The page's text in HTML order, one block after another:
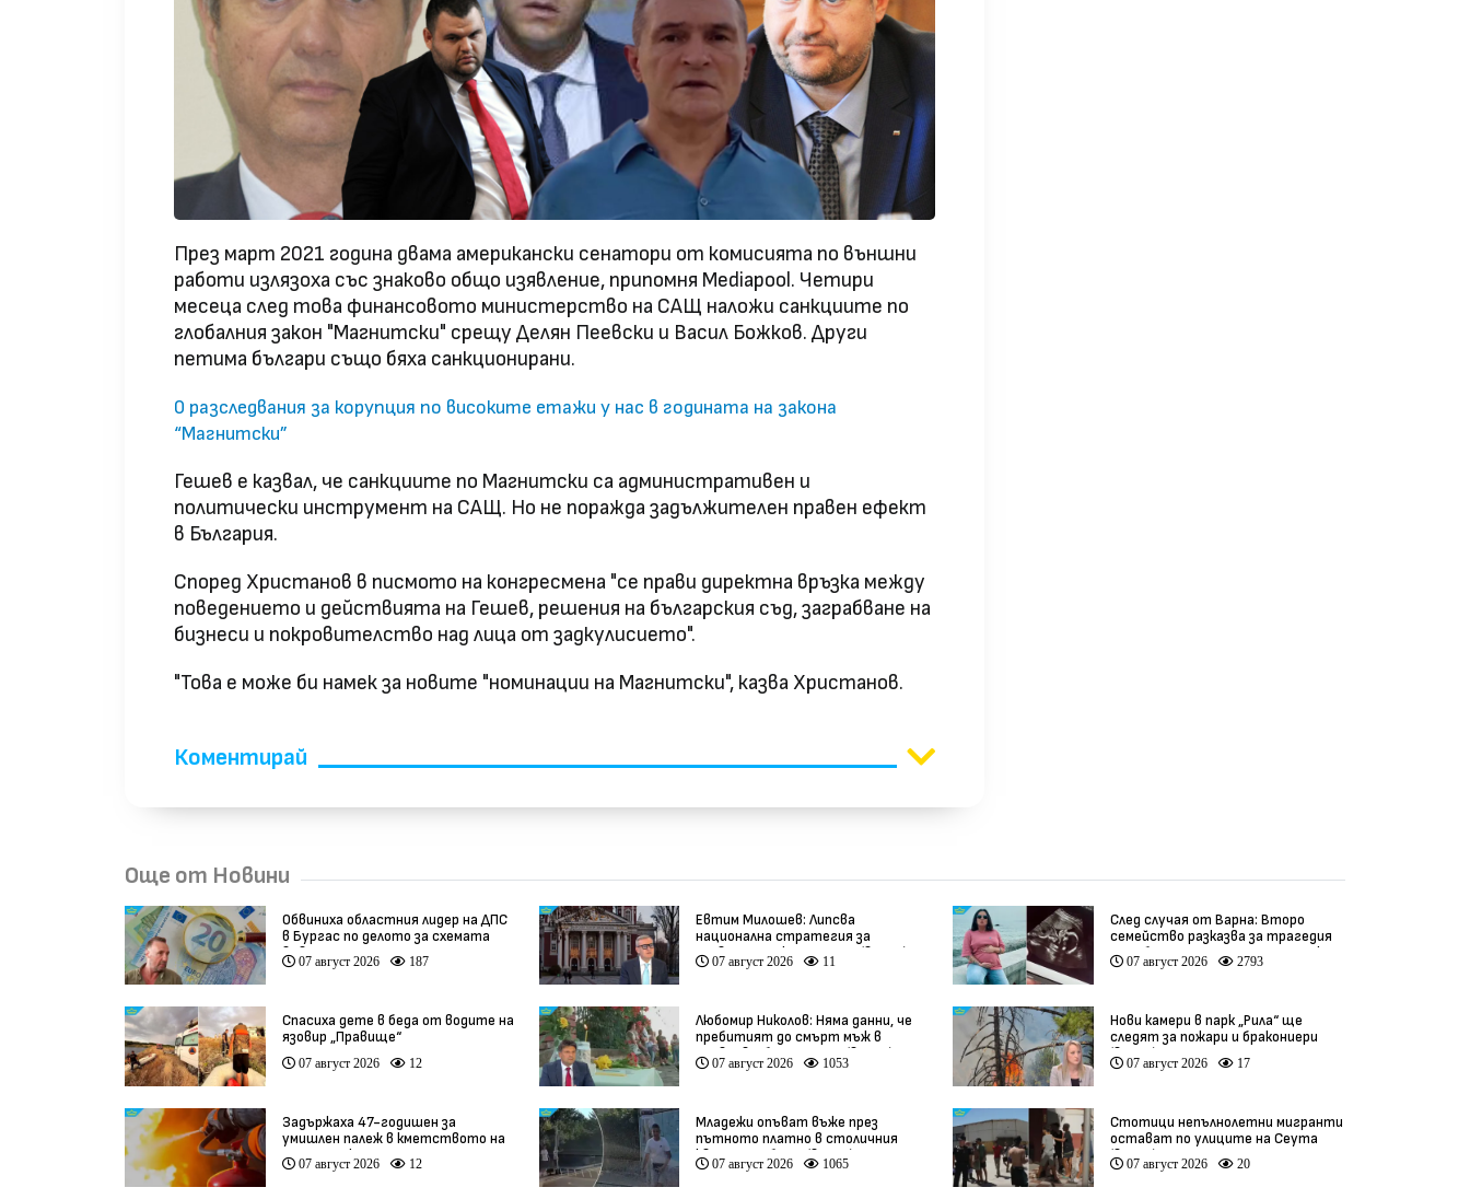
През март 2021 година двама американски сенатори от комисията по външни
работи излязоха със знаково общо изявление, припомня Mediapool. Четири
месеца след това финансовото министерство на САЩ наложи санкциите по
глобалния закон "Магнитски" срещу Делян Пеевски и Васил Божков. Други
петима българи също бяха санкционирани.
0 разследвания за корупция по високите етажи у нас в годината на закона
“Магнитски”
Гешев е казвал, че санкциите по Магнитски са административен и
политически инструмент на САЩ. Но не поражда задължителен правен ефект
в България.
Според Христанов в писмото на конгресмена "се прави директна връзка между
поведението и действията на Гешев, решения на българския съд, заграбване на
бизнеси и покровителство над лица от задкулисието".
"Това е може би намек за новите "номинации на Магнитски", казва Христанов.
Коментирай
Още от Новини
Обвиниха областния лидер на ДПС
в Бургас по делото за схемата
във ВиК
07 август 2026 187
Евтим Милошев: Липсва
национална стратегия за
развитие на културата (видео)
07 август 2026 11
След случая от Варна: Второ
семейство разказва за трагедия
след бременност при същия лекар
(видео)
07 август 2026 2793
Спасиха дете в беда от водите на
язовир „Правище“
07 август 2026 12
Любомир Николов: Няма данни, че
пребитият до смърт мъж в
Пловдив е бил педофил (видео)
07 август 2026 1053
Нови камери в парк „Рила“ ще
следят за пожари и бракониери
(видео)
07 август 2026 17
Задържаха 47-годишен за
умишлен палеж в кметството на
Тръстеник
07 август 2026 12
Младежи опъват въже през
пътното платно в столичния
квартал „Обеля“ (видео)
07 август 2026 1065
Стотици непълнолетни мигранти
остават по улиците на Сеута
(видео)
07 август 2026 20